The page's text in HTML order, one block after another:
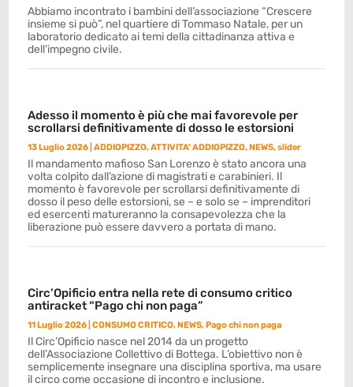
Abbiamo incontrato i bambini dell’associazione “Crescere
insieme si può”, nel quartiere di Tommaso Natale, per un
laboratorio dedicato ai temi della cittadinanza attiva e
dell’impegno civile.
Adesso il momento è più che mai favorevole per
scrollarsi definitivamente di dosso le estorsioni
13 Luglio 2026 |ADDIOPIZZO,ATTIVITA' ADDIOPIZZO,NEWS,slider
Il mandamento mafioso San Lorenzo è stato ancora una
volta colpito dall’azione di magistrati e carabinieri. Il
momento è favorevole per scrollarsi definitivamente di
dosso il peso delle estorsioni, se – e solo se – imprenditori
ed esercenti matureranno la consapevolezza che la
liberazione può essere davvero a portata di mano.
Circ’Opificio entra nella rete di consumo critico
antiracket “Pago chi non paga”
11 Luglio 2026 |CONSUMO CRITICO,NEWS,Pago chi non paga
Il Circ’Opificio nasce nel 2014 da un progetto
dell’Associazione Collettivo di Bottega. L’obiettivo non è
semplicemente insegnare una disciplina sportiva, ma usare
il circo come occasione di incontro e inclusione.